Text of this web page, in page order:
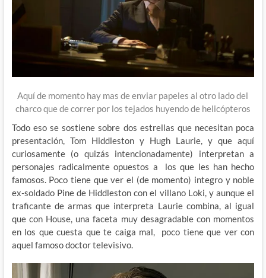
Aquí de momento hay mas de enviar papeles al otro lado del
charco que de correr por los tejados huyendo de helicópteros
Todo eso se sostiene sobre dos estrellas que necesitan poca
presentación, Tom Hiddleston y Hugh Laurie, y que aquí
curiosamente (o quizás intencionadamente) interpretan a
personajes radicalmente opuestos a los que les han hecho
famosos. Poco tiene que ver el (de momento) integro y noble
ex-soldado Pine de Hiddleston con el villano Loki, y aunque el
traficante de armas que interpreta Laurie combina, al igual
que con House, una faceta muy desagradable con momentos
en los que cuesta que te caiga mal, poco tiene que ver con
aquel famoso doctor televisivo.